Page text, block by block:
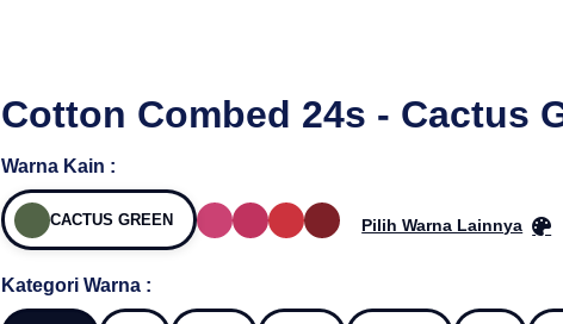
Cotton Combed 24s - Cactus
Warna Kain :
CACTUS GREEN Pilih Warna Lainnya
Kategori Warna :